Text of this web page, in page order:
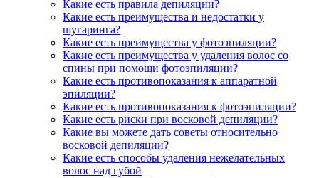
Какие есть правила депиляции?
Какие есть преимущества и недостатки у
шугаринга?
Какие есть преимущества у фотоэпиляции?
Какие есть преимущества у удаления волос со
спины при помощи фотоэпиляции?
Какие есть противопоказания к аппаратной
эпиляции?
Какие есть противопоказания к фотоэпиляции?
Какие есть риски при восковой депиляции?
Какие вы можете дать советы относительно
восковой депиляции?
Какие есть способы удаления нежелательных
волос над губой